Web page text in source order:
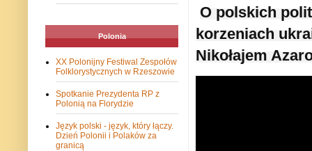
O polskich
korzeniach
Nikołajem
Polonia
XX Polonijny Festiwal Zespołów
Folklorystycznych w Rzeszowie
Spotkanie Prezydenta RP z
Polonią na Florydzie
Język polski - język, który łączy.
Dzień Polonii i Polaków za
granicą